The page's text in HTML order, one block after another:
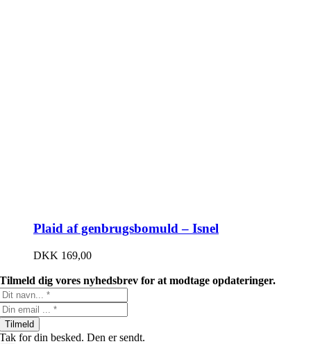
Plaid af genbrugsbomuld – Isnel
DKK 169,00
Tilmeld dig vores nyhedsbrev for at modtage opdateringer.
Tilmeld
Tak for din besked. Den er sendt.